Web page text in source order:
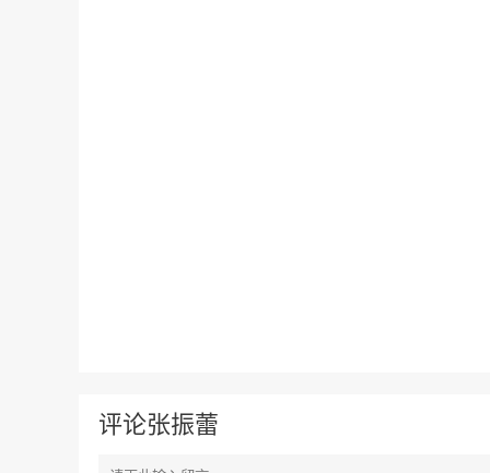
评论张振蕾